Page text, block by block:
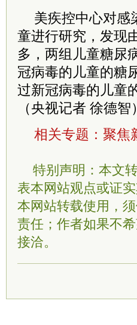
美疾控中心对感
童进行研究，发现
多，两组儿童糖尿
冠病毒的儿童的糖
过新冠病毒的儿童
（央视记者 徐德智）
相关专题： 聚焦
特别声明：本文
表本网站观点或证
本网站转载使用，
责任；作者如果不
接洽。